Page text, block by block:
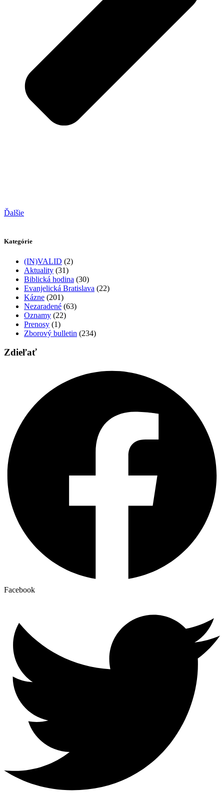
Ďalšie
Kategórie
(IN)VALID (2)
Aktuality (31)
Biblická hodina (30)
Evanjelická Bratislava (22)
Kázne (201)
Nezaradené (63)
Oznamy (22)
Prenosy (1)
Zborový bulletin (234)
Zdieľať
Facebook